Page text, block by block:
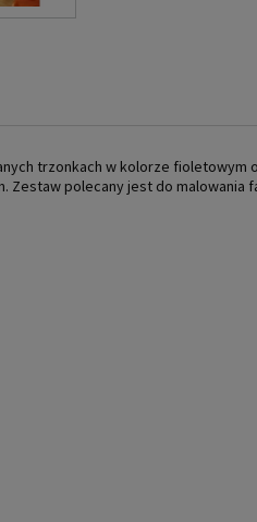
trzonkach w kolorze fioletowym
Zestaw polecany jest do